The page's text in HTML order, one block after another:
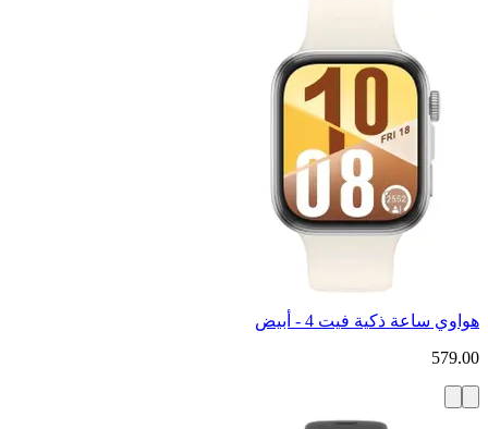
هواوي ساعة ذكية فيت 4 - أبيض
579.00